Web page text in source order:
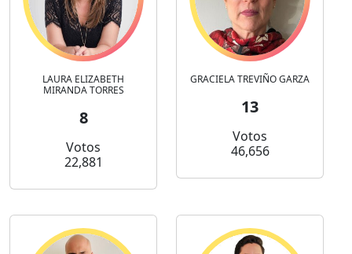
LAURA ELIZABETH
MIRANDA TORRES
8
Votos
22,881
GRACIELA TREVIÑO GARZA
13
Votos
46,656